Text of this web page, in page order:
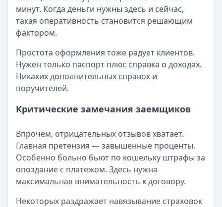
минут. Когда деньги нужны здесь и сейчас,
такая оперативность становится решающим
фактором.
Простота оформления тоже радует клиентов.
Нужен только паспорт плюс справка о доходах.
Никаких дополнительных справок и
поручителей.
Критические замечания заемщиков
Впрочем, отрицательных отзывов хватает.
Главная претензия — завышенные проценты.
Особенно больно бьют по кошельку штрафы за
опоздание с платежом. Здесь нужна
максимальная внимательность к договору.
Некоторых раздражает навязывание страховок